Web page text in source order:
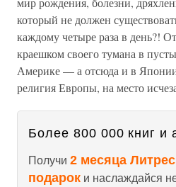
который не должен
каждому четыре раза в день?!
краешком своего тумана в
Америке — а отсюда и в
религия Европы, на место
Более 800 000 книг и
Получи 2 месяца
подарок и наслаждайся